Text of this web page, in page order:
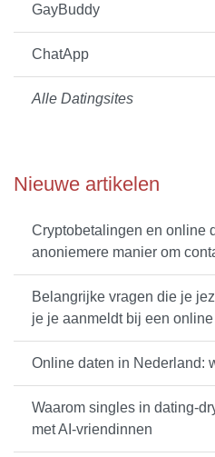
GayBuddy
ChatApp
Alle Datingsites
Nieuwe artikelen
Cryptobetalingen en online
anoniemere manier om
Belangrijke vragen die je
je je aanmeldt bij een
Online daten in Nederland:
Waarom singles in dating-
met AI-vriendinnen